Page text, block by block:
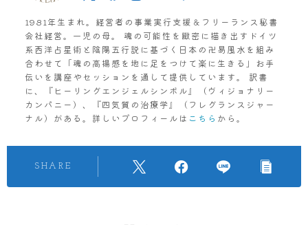
1981年生まれ。経営者の事業実行支援＆フリーランス秘書
会社経営。一児の母。 魂の可能性を緻密に描き出すドイツ
系西洋占星術と陰陽五行説に基づく日本の卍易風水を組み
合わせて「魂の高揚感を地に足をつけて楽に生きる」お手
伝いを講座やセッションを通して提供しています。 訳書
に、『ヒーリングエンジェルシンボル』（ヴィジョナリー
カンパニー）、『四気質の治療学』（フレグランスジャー
ナル）がある。詳しいプロフィールは こちら から。
SHARE